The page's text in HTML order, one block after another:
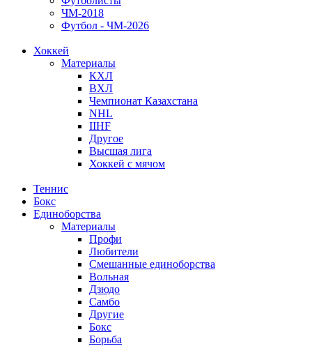
ЧМ-2018
Футбол - ЧМ-2026
Хоккей
Материалы
КХЛ
ВХЛ
Чемпионат Казахстана
NHL
IIHF
Другое
Высшая лига
Хоккей с мячом
Теннис
Бокс
Единоборства
Материалы
Профи
Любители
Смешанные единоборства
Вольная
Дзюдо
Самбо
Другие
Бокс
Борьба